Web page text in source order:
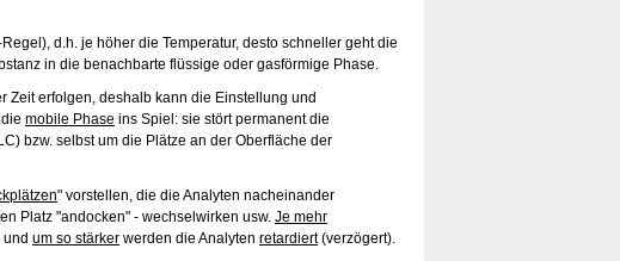
d.h. je höher die Temperatur, desto schneller geht die
in die benachbarte flüssige oder gasförmige Phase.
Zeit erfolgen, deshalb kann die Einstellung und
mobile Phase ins Spiel: sie stört permanent die
bzw. selbst um die Plätze an der Oberfläche der
" vorstellen, die die Analyten nacheinander
Platz "andocken" - wechselwirken usw. Je mehr
um so stärker werden die Analyten retardiert(verzögert).